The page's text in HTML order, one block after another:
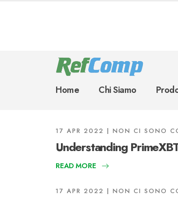
Home Chi Siamo
17 APR 2022 NON CI SONO
Understanding
READ MORE
17 APR 2022 NON CI SONO